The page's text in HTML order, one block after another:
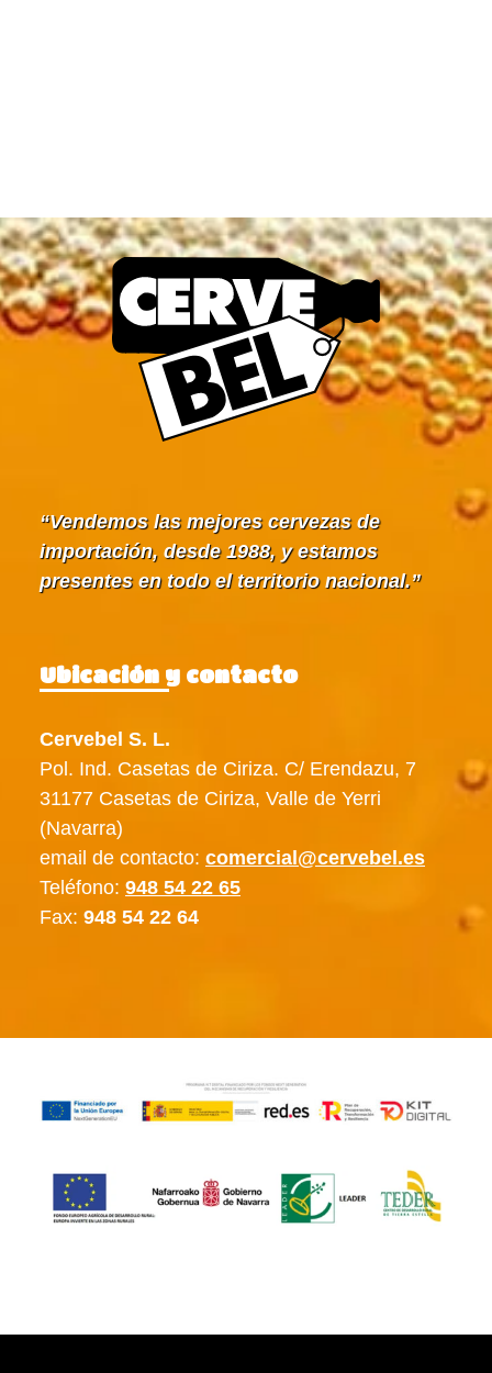
Vendemos las mejores cervezas de
importación, desde 1988, y estamos
presentes en todo el territorio nacional.
Ubicación y contacto
Cervebel S. L.
Pol. Ind. Casetas de Ciriza. C/ Erendazu, 7
31177 Casetas de Ciriza, Valle de Yerri
(Navarra)
email de contacto: comercial@cervebel.es
Teléfono: 948 54 22 65
Fax: 948 54 22 64